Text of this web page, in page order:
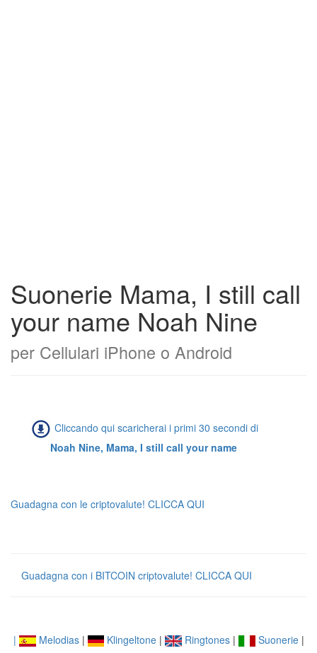
Suonerie Mama, I still call
your name Noah Nine
per Cellulari iPhone o Android
Cliccando qui scaricherai i primi 30 secondi di
Noah Nine, Mama, I still call your name
Guadagna con le criptovalute! CLICCA QUI
Guadagna con i BITCOIN criptovalute! CLICCA QUI
| Melodias| Klingeltone| Ringtones| Suonerie|